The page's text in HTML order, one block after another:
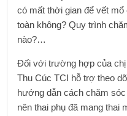
có mất thời gian để vết mổ
toàn không? Quy trình
nào?…
Đối với trường hợp của
Thu Cúc TCI hỗ trợ theo
hướng dẫn cách chăm
nên thai phụ đã mang thai